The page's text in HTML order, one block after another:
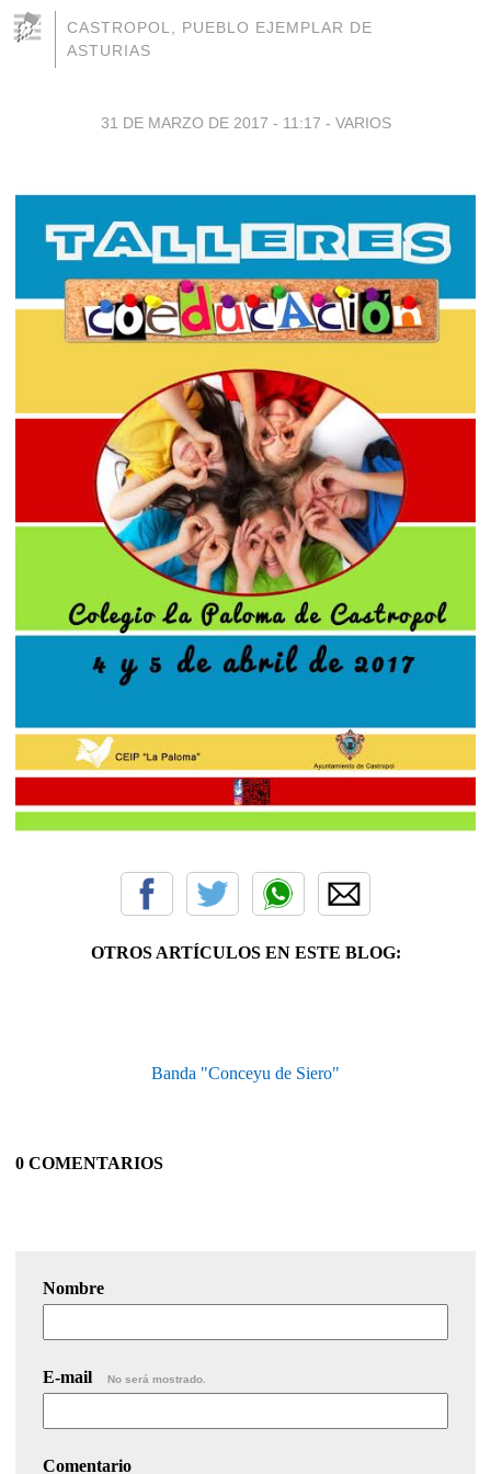
CASTROPOL, PUEBLO EJEMPLAR DE
ASTURIAS
31 DE MARZO DE 2017 - 11:17 - VARIOS
OTROS ARTÍCULOS EN ESTE BLOG:
Banda "Conceyu de Siero"
0 COMENTARIOS
Nombre
E-mail No será mostrado.
Comentario